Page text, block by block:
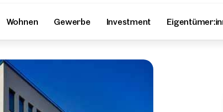
Wohnen Gewerbe Investment